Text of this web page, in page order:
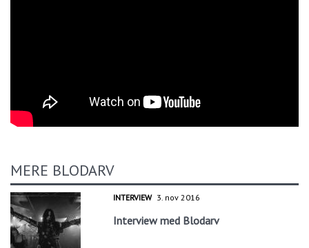
MERE BLODARV
INTERVIEW 3. nov 2016
Interview med Blodarv